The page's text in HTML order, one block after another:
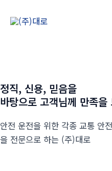
뛰
기
정직, 신용, 믿음을
바탕으로 고객님께 만족을
안전 운전을 위한 각종 교통 안
을 전문으로 하는 (주)대로